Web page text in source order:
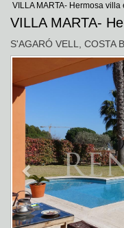
VILLA MARTA- Hermosa villa
VILLA MARTA-
S'AGARÓ VELL
, COSTA
Previous